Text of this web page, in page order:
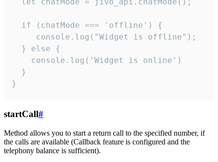
  let chatMode = jivo_api.chatMode();
  if (chatMode === 'offline') {
     console.log("Widget is offline");
  } else {
    console.log('Widget is online')
  }
}
startCall#
Method allows you to start a return call to the specified number, if
the calls are available (Callback feature is configured and the
telephony balance is sufficient).